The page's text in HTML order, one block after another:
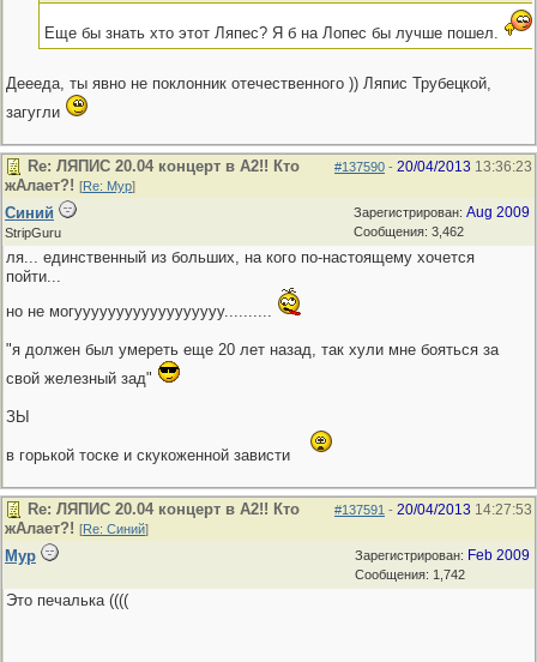
Еще бы знать хто этот Ляпес? Я б на Лопес бы лучше пошел.
Деееда, ты явно не поклонник отечественного )) Ляпис Трубецкой,
загугли
#137590 - 20/04/2013 13:36:23
Re: ЛЯПИС 20.04 концерт в А2!! Кто
жАлает?! [Re: Мур]
Зарегистрирован: Aug 2009
Сообщения: 3,462
Синий
StripGuru
ля... единственный из больших, на кого по-настоящему хочется
пойти...
но не могуууууууууууууууууу..........
"я должен был умереть еще 20 лет назад, так хули мне бояться за
свой железный зад"
ЗЫ
в горькой тоске и скукоженной зависти
#137591 - 20/04/2013 14:27:53
Re: ЛЯПИС 20.04 концерт в А2!! Кто
жАлает?! [Re: Синий]
Зарегистрирован: Feb 2009
Сообщения: 1,742
Мур
Это печалька ((((